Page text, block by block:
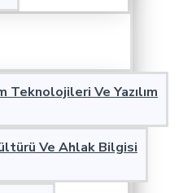
Teknolojileri Ve Yazılım
Ve Ahlak Bilgisi